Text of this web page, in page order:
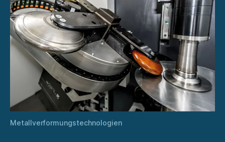
Metallverformungstechnologien